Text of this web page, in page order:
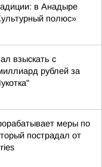
в Анадыре
полюс»
взыскать с
рублей за
меры по
пострадал от